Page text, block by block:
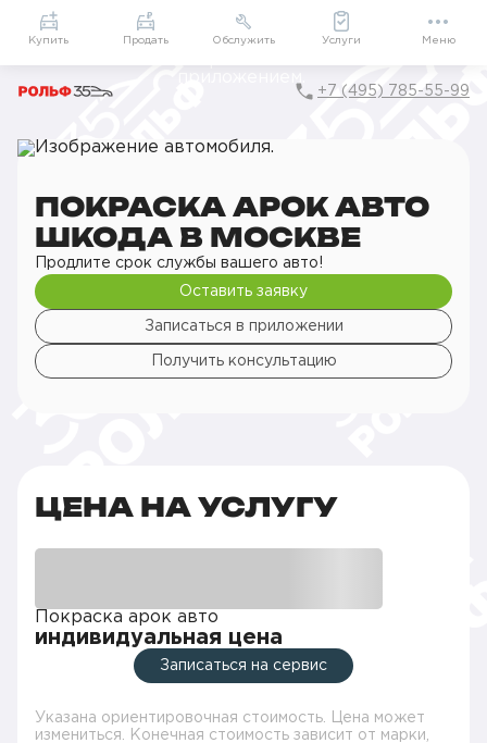
Приложение
Мой РОЛЬФ
Подарки внутри
+7 (495) 785-55-99
Главная
РОЛЬФ Сервис
Сервис ŠKODA
Кузовной ремонт
Покраска деталей кузова
Покраска арок авто
ПОКРАСКА АРОК АВТО
ШКОДА В МОСКВЕ
Продлите срок службы вашего авто!
Оставить заявку
Записаться в приложении
Получить консультацию
ЦЕНА НА УСЛУГУ
Покраска арок авто
индивидуальная цена
Записаться на сервис
Указана ориентировочная стоимость. Цена может
измениться. Конечная стоимость зависит от марки,
Купить Продать Обслужить Услуги Меню